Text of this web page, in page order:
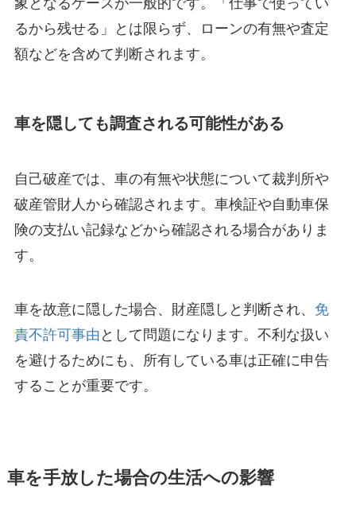
るから残せる」とは限らず、ローンの有無や査定
額などを含めて判断されます。
車を隠しても調査される可能性がある
自己破産では、車の有無や状態について裁判所や
破産管財人から確認されます。車検証や自動車保
険の支払い記録などから確認される場合がありま
す。
車を故意に隠した場合、財産隠しと判断され、 免
責不許可事由として問題になります。不利な扱い
を避けるためにも、所有している車は正確に申告
することが重要です。
車を手放した場合の生活への影響